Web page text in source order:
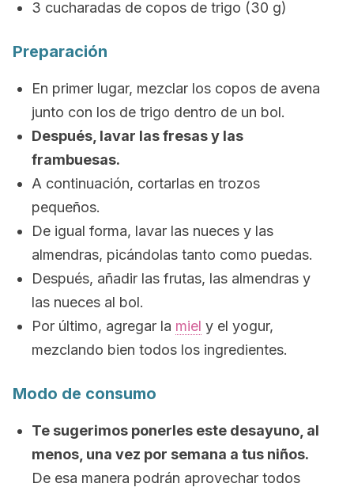
3 cucharadas de copos de trigo (30 g)
Preparación
En primer lugar, mezclar los copos de avena
junto con los de trigo dentro de un bol.
Después, lavar las fresas y las
frambuesas.
A continuación, cortarlas en trozos
pequeños.
De igual forma, lavar las nueces y las
almendras, picándolas tanto como puedas.
Después, añadir las frutas, las almendras y
las nueces al bol.
Por último, agregar la miel y el yogur,
mezclando bien todos los ingredientes.
Modo de consumo
Te sugerimos ponerles este desayuno, al
menos, una vez por semana a tus niños.
De esa manera podrán aprovechar todos